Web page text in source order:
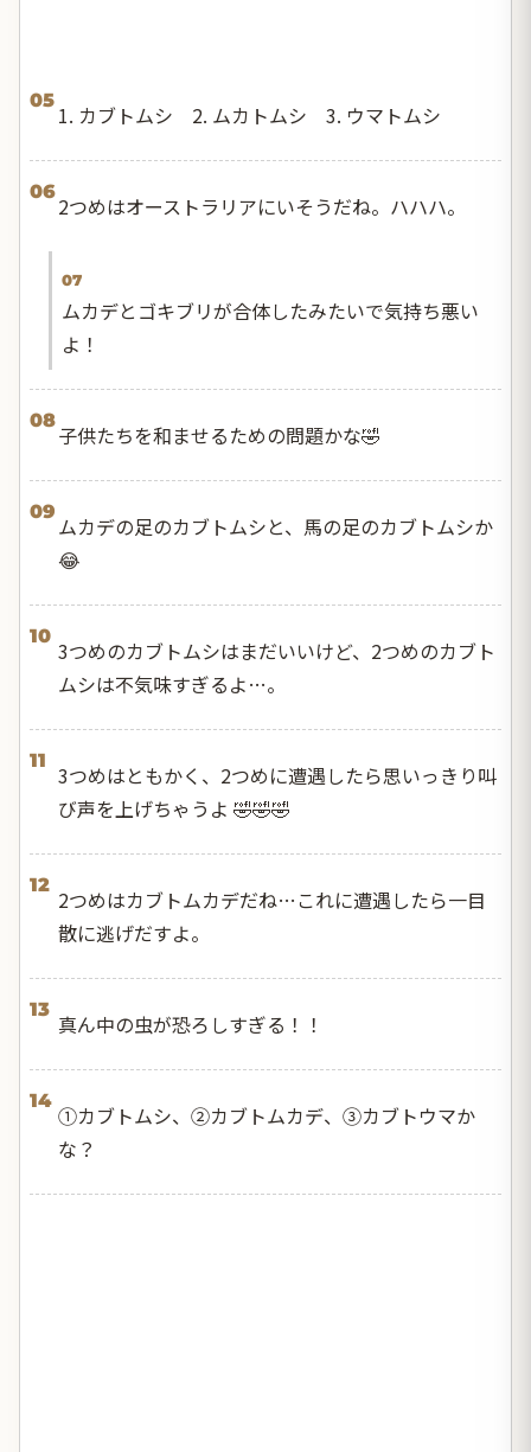
05
1. カブトムシ 2. ムカトムシ 3. ウマトムシ
06
2つめはオーストラリアにいそうだね。ハハハ。
07
ムカデとゴキブリが合体したみたいで気持ち悪い
よ！
08
子供たちを和ませるための問題かな🤣
09
ムカデの足のカブトムシと、馬の足のカブトムシか
😂
10
3つめのカブトムシはまだいいけど、2つめのカブト
ムシは不気味すぎるよ…。
11
3つめはともかく、2つめに遭遇したら思いっきり叫
び声を上げちゃうよ 🤣🤣🤣
12
2つめはカブトムカデだね…これに遭遇したら一目
散に逃げだすよ。
13
真ん中の虫が恐ろしすぎる！！
14
①カブトムシ、②カブトムカデ、③カブトウマか
な？